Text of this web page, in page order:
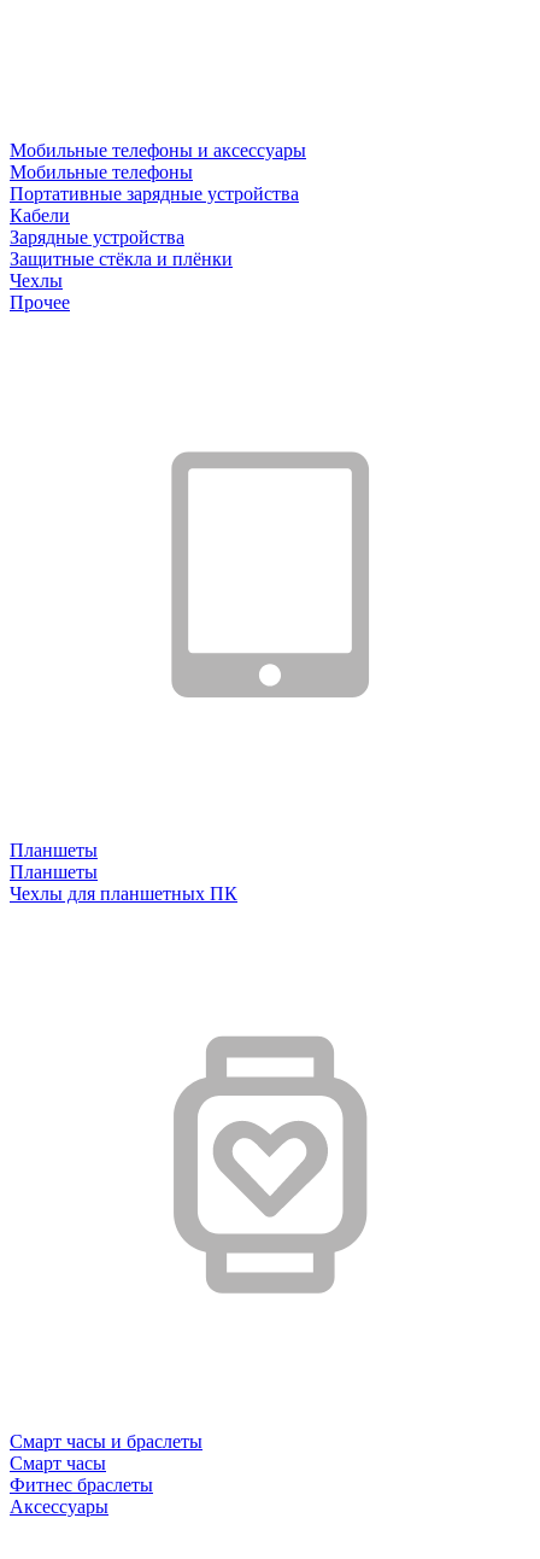
Мобильные телефоны и аксессуары
Мобильные телефоны
Портативные зарядные устройства
Кабели
Зарядные устройства
Защитные стёкла и плёнки
Чехлы
Прочее
Планшеты
Планшеты
Чехлы для планшетных ПК
Смарт часы и браслеты
Смарт часы
Фитнес браслеты
Аксессуары